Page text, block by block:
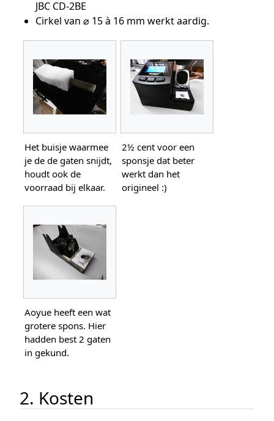
JBC CD-2BE
Cirkel van ⌀ 15 à 16 mm werkt aardig.
Het buisje waarmee
je de de gaten snijdt,
houdt ook de
voorraad bij elkaar.
2½ cent voor een
sponsje dat beter
werkt dan het
origineel :)
Aoyue heeft een wat
grotere spons. Hier
hadden best 2 gaten
in gekund.
2. Kosten